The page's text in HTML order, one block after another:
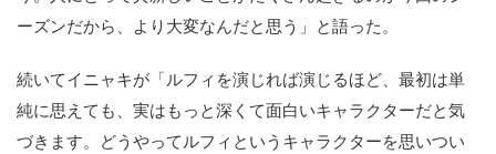
ーズンだから、より大変なんだと思う」と語った。
続いてイニャキが「ルフィを演じれば演じるほど、最初は単
純に思えても、実はもっと深くて面白いキャラクターだと気
づきます。どうやってルフィというキャラクターを思いつい